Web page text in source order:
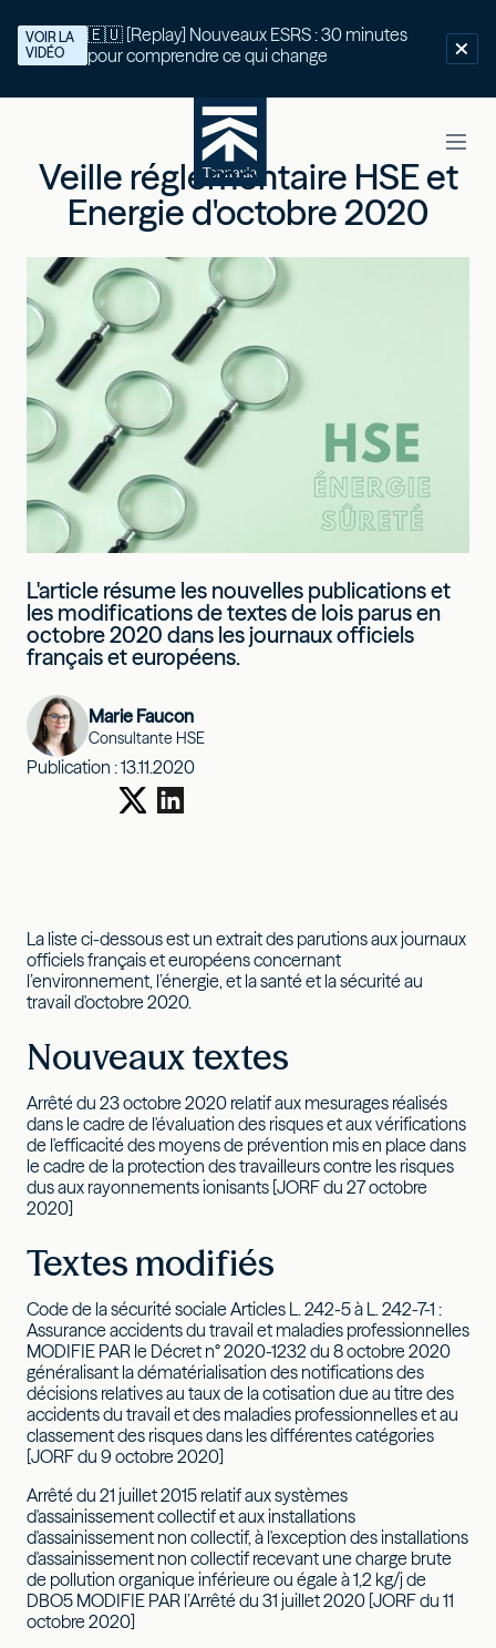
🇪🇺 [Replay] Nouveaux ESRS : 30 minutes
pour comprendre ce qui change
VOIR LA
VIDÉO
Veille réglementaire HSE et
Energie d'octobre 2020
L'article résume les nouvelles publications et
les modifications de textes de lois parus en
octobre 2020 dans les journaux officiels
français et européens.
Marie Faucon
Consultante HSE
Publication :13.11.2020
La liste ci-dessous est un extrait des parutions aux journaux
officiels français et européens concernant
l’environnement, l’énergie, et la santé et la sécurité au
travail d'octobre 2020.
Nouveaux textes
Arrêté du 23 octobre 2020 relatif aux mesurages réalisés
dans le cadre de l'évaluation des risques et aux vérifications
de l'efficacité des moyens de prévention mis en place dans
le cadre de la protection des travailleurs contre les risques
dus aux rayonnements ionisants [JORF du 27 octobre
2020]
Textes modifiés
Code de la sécurité sociale Articles L. 242-5 à L. 242-7-1 :
Assurance accidents du travail et maladies professionnelles
MODIFIE PAR le Décret n° 2020-1232 du 8 octobre 2020
généralisant la dématérialisation des notifications des
décisions relatives au taux de la cotisation due au titre des
accidents du travail et des maladies professionnelles et au
classement des risques dans les différentes catégories
[JORF du 9 octobre 2020]
Arrêté du 21 juillet 2015 relatif aux systèmes
d'assainissement collectif et aux installations
d'assainissement non collectif, à l'exception des installations
d'assainissement non collectif recevant une charge brute
de pollution organique inférieure ou égale à 1,2 kg/j de
DBO5 MODIFIE PAR l’Arrêté du 31 juillet 2020 [JORF du 11
octobre 2020]